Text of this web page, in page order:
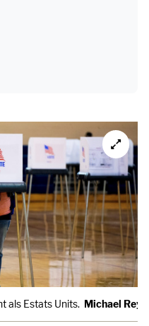
als Estats Units. Michael